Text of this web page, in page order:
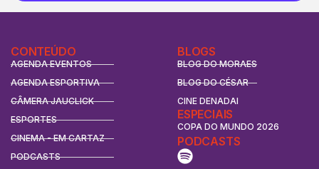
CONTEÚDO
AGENDA EVENTOS
AGENDA ESPORTIVA
CÂMERA JAUCLICK
ESPORTES
CINEMA - EM CARTAZ
PODCASTS
BLOGS
BLOG DO MORAES
BLOG DO CÉSAR
CINE DENADAI
ESPECIAIS
COPA DO MUNDO 2026
PODCASTS